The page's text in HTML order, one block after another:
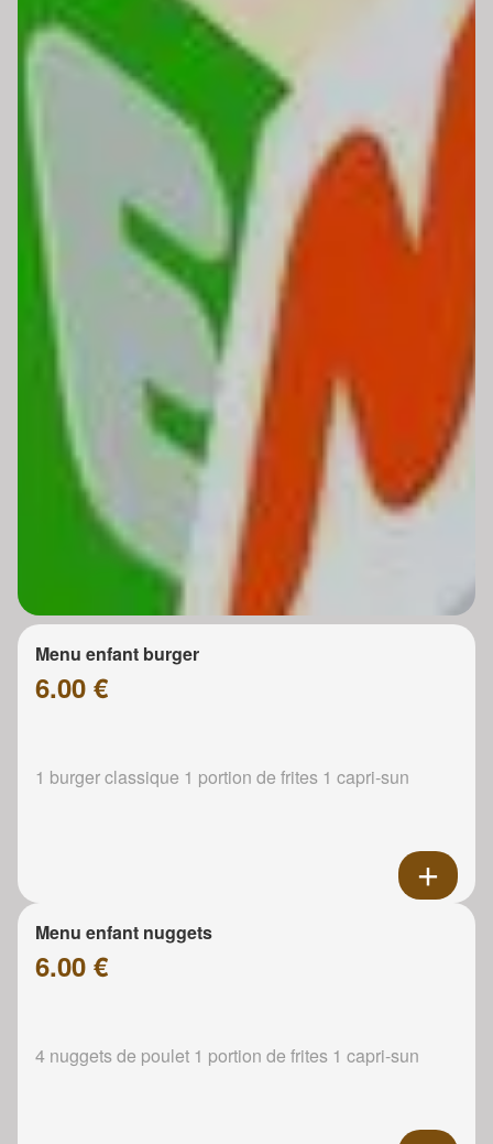
Menu enfant burger
6.00 €
1 burger classique 1 portion de frites 1 capri-sun
Menu enfant nuggets
6.00 €
4 nuggets de poulet 1 portion de frites 1 capri-sun